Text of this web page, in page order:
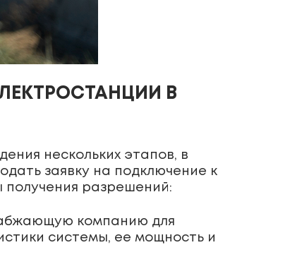
В
нескольких этапов, в
заявку на подключение к
получения разрешений:
компанию для
системы, ее мощность и